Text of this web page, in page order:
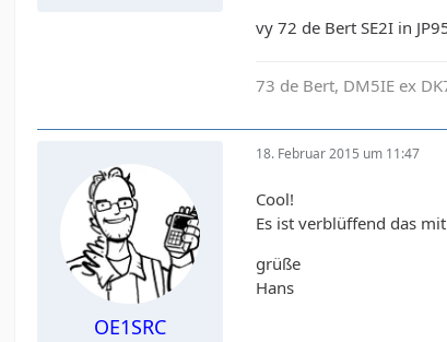
vy 72 de Bert SE2I in
73 de Bert, DM5IE ex
OE1SRC
18. Februar 2015 um 11:47
Cool!
Es ist verblüffend das
grüße
Hans